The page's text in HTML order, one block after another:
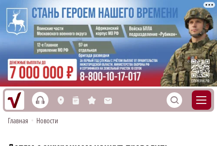
h L n s M S
Главная • Новости